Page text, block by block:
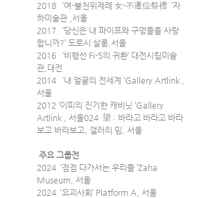
2018   ‘여-불천위제례 女-不遷位祭禮  ’자
하미술관 ,서울
2017   ‘당신은 내 파이프와 구멍들을 사랑
합니까?’ 도로시 살롱,서울
2016   ‘비행선 Fi-5의 귀환’ 대전시립미술
관,대전
2014   ‘내 얼굴의 전세계 ’Gallery Artlink ,
서울
2012 ‘이피의 진기한 캐비닛 ’Gallery
Artlink , 서울024  望 : 바라고 바라고 바라
보고 바라보고, 갤러리 밈, 서울
주요 그룹전
2024  ‘점점 다가서는 우리들 ’Zaha
Museum, 서울
2024  ‘요괴사회’ Platform A, 서울